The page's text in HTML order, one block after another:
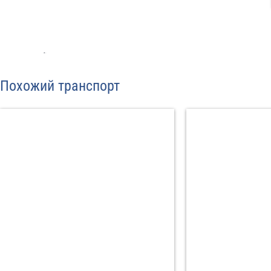
Похожий транспорт